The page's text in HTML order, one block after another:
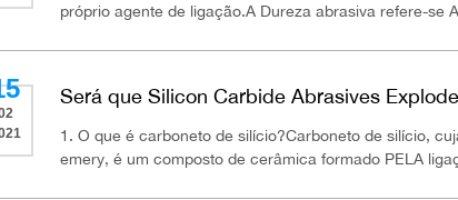
próprio agente de ligação.A Dureza abrasiva refere-se
Será que Silicon Carbide Abrasives
1. O que é carboneto de silício?Carboneto de silício,
emery, é um composto de cerâmica formado PELA